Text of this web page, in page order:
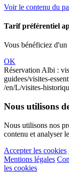
Voir le contenu du
Tarif préférentiel
Vous bénéficiez
OK
Réservation Albi :
guidees/visites-
/en/L/visites-
Nous utilisons
Nous utilisons nos
contenu et analyser
Accepter les cookies
Mentions légales
les cookies